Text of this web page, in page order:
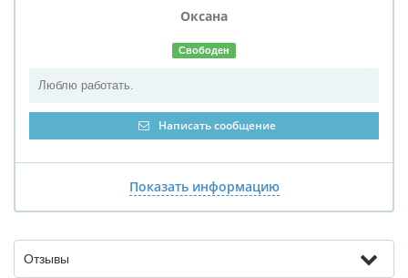
Оксана
Свободен
Люблю работать.
Написать сообщение
Показать информацию
Отзывы